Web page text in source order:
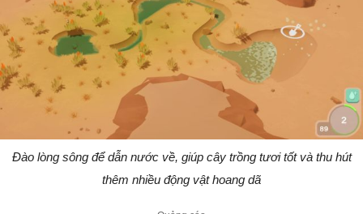
Đào lòng sông để dẫn nước về, giúp cây trồng tươi tốt và thu hút
thêm nhiều động vật hoang dã